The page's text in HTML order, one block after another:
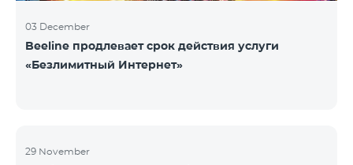
03 December
Beeline продлевает срок действия услуги
«Безлимитный Интернет»
29 November